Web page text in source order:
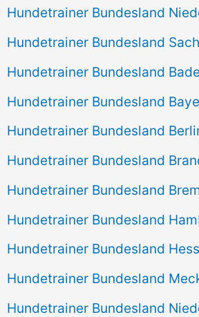
Hundetrainer Bundesland
Hundetrainer Bundesland
Hundetrainer Bundesland
Hundetrainer Bundesland
Hundetrainer Bundesland
Hundetrainer Bundesland
Hundetrainer Bundesland
Hundetrainer Bundesland
Hundetrainer Bundesland
Hundetrainer Bundesland
Hundetrainer Bundesland